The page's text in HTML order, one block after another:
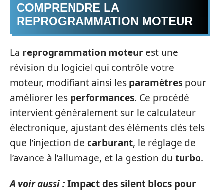
COMPRENDRE LA
REPROGRAMMATION MOTEUR
La reprogrammation moteur est une
révision du logiciel qui contrôle votre
moteur, modifiant ainsi les paramètres pour
améliorer les performances. Ce procédé
intervient généralement sur le calculateur
électronique, ajustant des éléments clés tels
que l’injection de carburant, le réglage de
l’avance à l’allumage, et la gestion du turbo.
A voir aussi :Impact des silent blocs pour